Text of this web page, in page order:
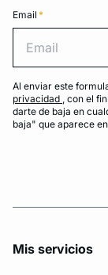
Email *
Al enviar este
privacidad , con el
darte de baja en
baja" que aparece
Mis servicios